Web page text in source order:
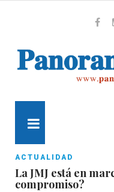
ACTUALIDAD
La JMJ está en
compromiso?